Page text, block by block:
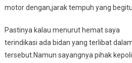
motor dengan,jarak tempuh yang begitu
Pastinya kalau menurut hemat saya
terindikasi ada bidan yang terlibat
tersebut.Namun sayangnya pihak